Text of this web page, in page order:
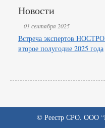
Новости
01 сентября 2025
Встреча экспертов
второе полугодие 2025 года
© Реестр СРО. ООО